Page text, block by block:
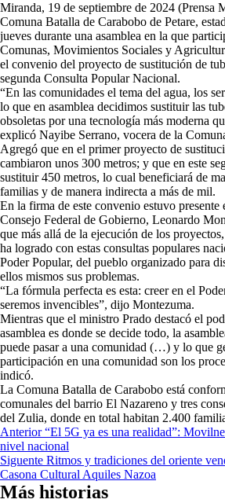
Miranda, 19 de septiembre de 2024 (Prensa
Comuna Batalla de Carabobo de Petare,
jueves durante una asamblea en la que
Comunas, Movimientos Sociales y
el convenio del proyecto de sustitución de
segunda Consulta Popular Nacional.
“En las comunidades el tema del agua, los
lo que en asamblea decidimos sustituir las
obsoletas por una tecnología más moderna
explicó Nayibe Serrano, vocera de la
Agregó que en el primer proyecto de
cambiaron unos 300 metros; y que en este
sustituir 450 metros, lo cual beneficiará de
familias y de manera indirecta a más de mil.
En la firma de este convenio estuvo
Consejo Federal de Gobierno, Leonardo
que más allá de la ejecución de los
ha logrado con estas consultas populares
Poder Popular, del pueblo organizado para
ellos mismos sus problemas.
“La fórmula perfecta es esta: creer en el
seremos invencibles”, dijo Montezuma.
Mientras que el ministro Prado destacó el
asamblea es donde se decide todo, la
puede pasar a una comunidad (…) y lo que
participación en una comunidad son los
indicó.
La Comuna Batalla de Carabobo está
comunales del barrio El Nazareno y tres
del Zulia, donde en total habitan 2.400
Navegación
de
entradas
Anterior“El 5G ya es una realidad”:
nivel nacional
Siguente Ritmos y tradiciones del oriente
Casona Cultural Aquiles Nazoa
Más historias